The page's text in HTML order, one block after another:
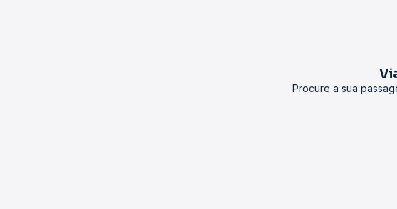
Procure a sua